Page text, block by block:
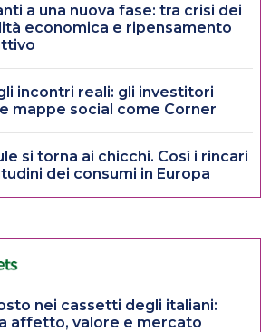
a una nuova fase: tra crisi dei
economica e ripensamento
incontri reali: gli investitori
mappe social come Corner
si torna ai chicchi. Così i rincari
dei consumi in Europa
nei cassetti degli italiani:
affetto, valore e mercato